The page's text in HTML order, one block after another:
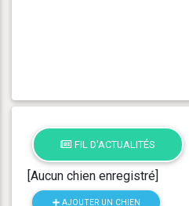
FIL D'ACTUALITÉS
[Aucun chien enregistré]
AJOUTER UN CHIEN